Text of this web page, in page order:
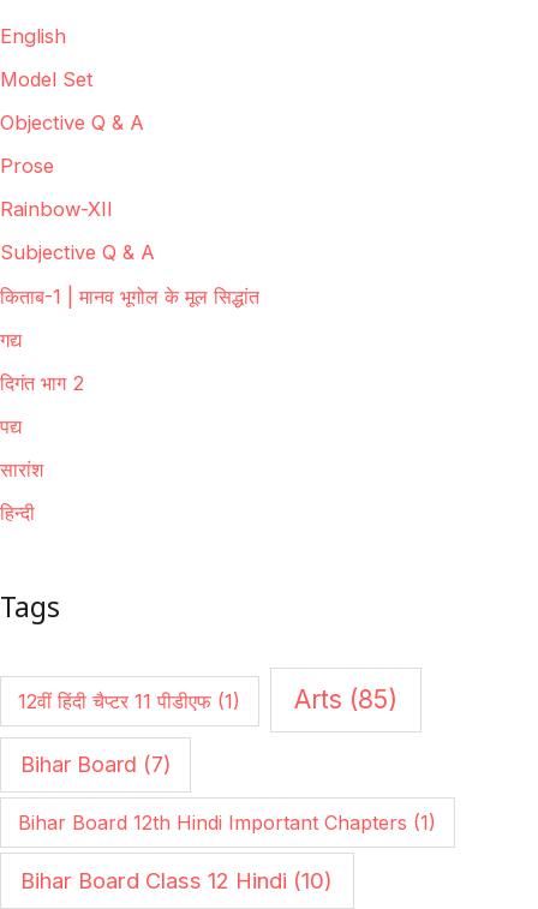
English
Model Set
Objective Q & A
Prose
Rainbow-XII
Subjective Q & A
किताब-1 | मानव भूगोल के मूल सिद्धांत
गद्य
दिगंत भाग 2
पद्य
सारांश
हिन्दी
Tags
12वीं हिंदी चैप्टर 11 पीडीएफ (1) Arts (85)
Bihar Board (7)
Bihar Board 12th Hindi Important Chapters (1)
Bihar Board Class 12 Hindi (10)